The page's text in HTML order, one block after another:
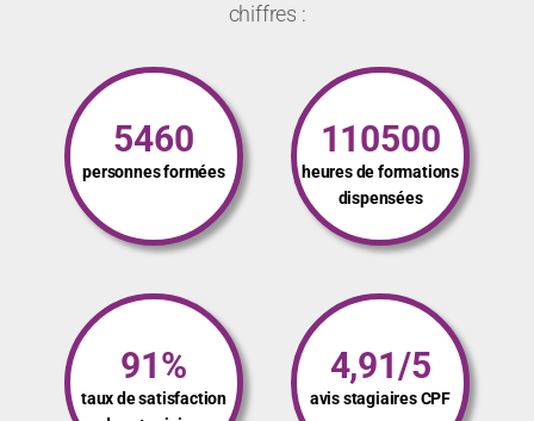
chiffres :
5460
personnes formées
110500
heures de formations
dispensées
91%
taux de satisfaction
4,91/5
avis stagiaires CPF